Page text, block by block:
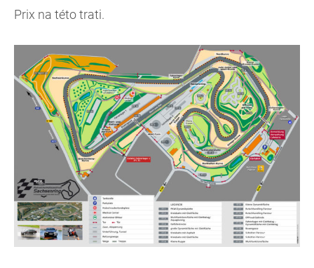
Prix na této trati.